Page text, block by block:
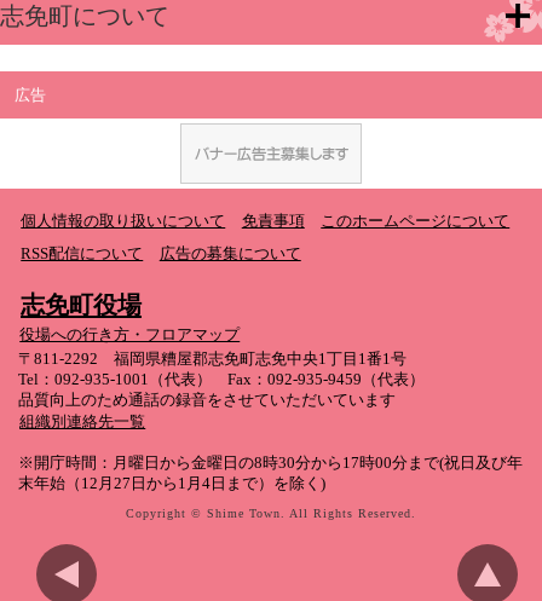
志免町について
広告
個人情報の取り扱いについて 免責事項
このホームページについて
RSS配信について
広告の募集について
志免町役場
役場への行き方・フロアマップ
〒811-2292 福岡県糟屋郡志免町志免中央1丁目1番1号
Tel：092-935-1001（代表） Fax：092-935-9459（代表）
品質向上のため通話の録音をさせていただいています
組織別連絡先一覧
※開庁時間：月曜日から金曜日の8時30分から17時00分まで(祝日及び年
末年始（12月27日から1月4日まで）を除く)
Copyright © Shime Town. All Rights Reserved.